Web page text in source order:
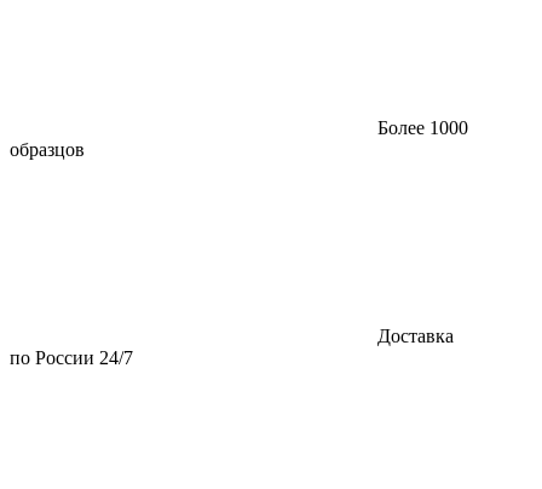
Более 1000
образцов
Доставка
по России 24/7